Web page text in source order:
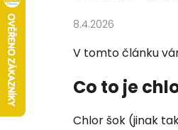
8.4.2026
V tomto článku
Co to je
Chlor šok (jinak